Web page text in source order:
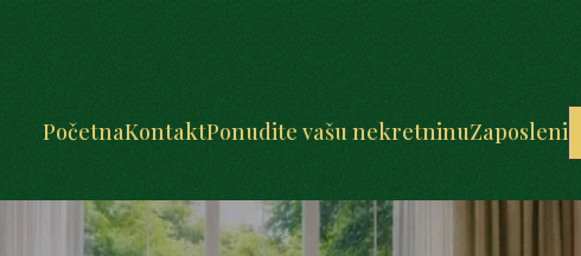
PočetnaKontaktPonudite vašu nekretninuZaposleni